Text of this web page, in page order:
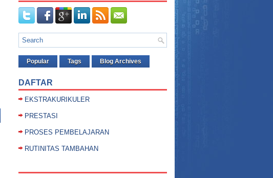
Popular Tags Blog Archives
DAFTAR
EKSTRAKURIKULER
PRESTASI
PROSES PEMBELAJARAN
RUTINITAS TAMBAHAN